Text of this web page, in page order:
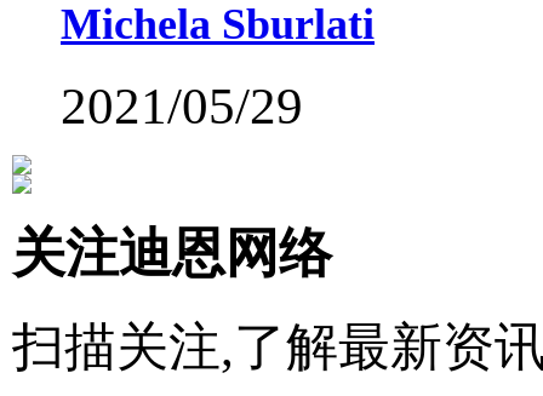
Michela Sburlati
2021/05/29
关注迪恩网络
扫描关注,了解最新资